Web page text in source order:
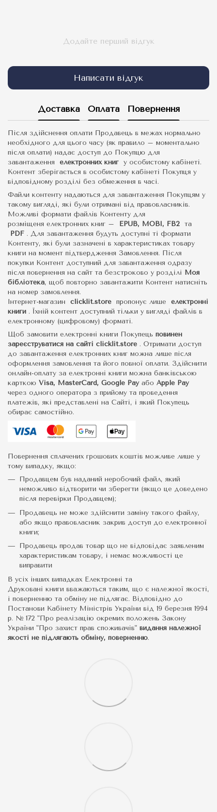
Додайте перший відгук
Написати відгук
Доставка Оплата Повернення
Після здійснення оплати Продавець в межах нормально
необхідного для цього часу (як правило – моментально
після оплати) надає доступ до Покупцю для
завантаження електронних книг у особистому кабінеті.
Контент зберігається в особистому кабінеті Покупця у
відповідному розділі без обмеження в часі.
Файли контенту надаються для завантаження Покупцям у
такому вигляді, які були отримані від правовласників.
Можливі формати файлів Контенту для
розміщеня електронних книг –
EPUB, MOBI, FB2 та
PDF . Для завантаження будуть доступні ті формати
Контенту, які були зазначені в характеристиках товару
книги на момент підтвердження Замовлення. Після
покупки Контент доступний для завантаження одразу
після повернення на сайт та безстроково у розділі Моя
бібліотека, щоб повторно завантажити Контент натисніть
на номер замовлення.
Інтернет-магазин clicklit.store пропонує лише електронні
книги . Їхній контент доступний тільки у вигляді файлів в
електронному (цифровому) форматі.
Щоб замовити електронні книги Покупець повинен
зареєструватися на сайті clicklit.store . Отримати доступ
до завантаження електронних книг можна лише після
оформлення замовлення та його повної оплати. Здійснити
онлайн-оплату за електронні книги можна банківською
карткою Visa, MasterCard, Google Pay або Apple Pay
через одного оператора з прийому та проведення
платежів, які представлені на Сайті, і який Покупець
обирає самостійно.
Повернення сплачених грошових коштів можливе лише у
тому випадку, якщо:
Продавцем був наданий неробочий файл, який
неможливо відтворити чи зберегти (якщо це доведено
після перевірки Продавцем);
Продавець не може здійснити заміну такого файлу,
або якщо правовласник закрив доступ до електронної
книги;
Продавець продав товар що не відповідає заявленим
характеристикам товару, і немає можливості це
виправити
В усіх інших випадках Електронні та
Друковані книги вважаються таким, що є належної якості,
і поверненню та обміну не підлягає. Відповідно до
Постанови Кабінету Міністрів України від 19 березня 1994
р. № 172 "Про реалізацію окремих положень Закону
України "Про захист прав споживачів" видання належної
якості не підлягають обміну, поверненню.